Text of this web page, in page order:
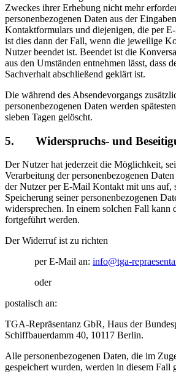
Zweckes ihrer Erhebung nicht mehr
personenbezogenen Daten aus der
Kontaktformulars und diejenigen, die per
ist dies dann der Fall, wenn die jeweilige
Nutzer beendet ist. Beendet ist die
aus den Umständen entnehmen lässt, dass
Sachverhalt abschließend geklärt ist.
Die während des Absendevorgangs
personenbezogenen Daten werden
sieben Tagen gelöscht.
5. Widerspruchs- und
Der Nutzer hat jederzeit die Möglichkeit,
Verarbeitung der personenbezogenen
der Nutzer per E-Mail Kontakt mit uns auf,
Speicherung seiner personenbezogenen
widersprechen. In einem solchen Fall kann
fortgeführt werden.
Der Widerruf ist zu richten
per E-Mail an: info@tga-
oder
postalisch an:
TGA-Repräsentanz GbR, Haus der
Schiffbauerdamm 40, 10117 Berlin.
Alle personenbezogenen Daten, die im
gespeichert wurden, werden in diesem Fall